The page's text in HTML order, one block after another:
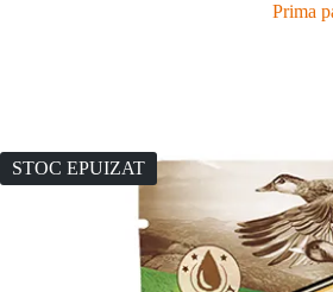
Prima
STOC EPUIZAT